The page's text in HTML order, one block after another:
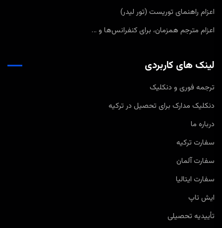
اعزام راهنمای توریست (تور لیدر)
اعزام مترجم همزمان، برای کنفرانس‌ها و …
لینک های کاربردی
ترجمه فوری و دنکلیک
دنکلیک مدارک برای تحصیل در ترکیه
درباره ما
سفارت ترکیه
سفارت آلمان
سفارت ایتالیا
ایش تاپ
تأییدیه تحصیلی